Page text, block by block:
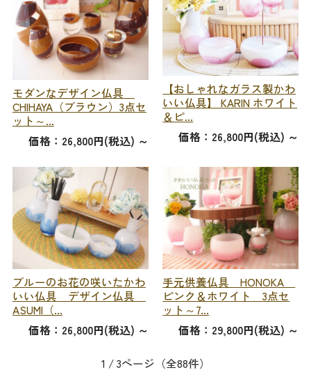
モダンなデザイン仏具
CHIHAYA（ブラウン）3点セ
ット～...
価格：26,800円(税込) ～
【おしゃれなガラス製かわ
いい仏具】 KARIN ホワイト
＆ピ...
価格：26,800円(税込) ～
ブルーのお花の咲いたかわ
いい仏具 デザイン仏具
ASUMI（...
価格：26,800円(税込) ～
手元供養仏具 HONOKA
ピンク＆ホワイト 3点セ
ット～7...
価格：29,800円(税込) ～
1 / 3ページ （全88件）